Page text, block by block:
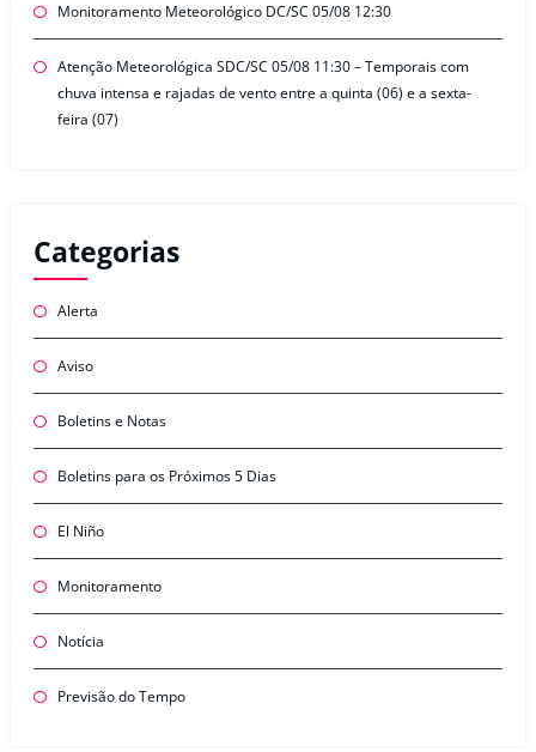
Monitoramento Meteorológico DC/SC 05/08 12:30
Atenção Meteorológica SDC/SC 05/08 11:30 – Temporais com
chuva intensa e rajadas de vento entre a quinta (06) e a sexta-
feira (07)
Categorias
Alerta
Aviso
Boletins e Notas
Boletins para os Próximos 5 Dias
El Niño
Monitoramento
Notícia
Previsão do Tempo